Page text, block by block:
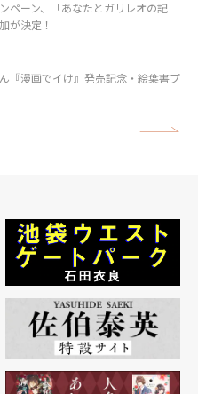
ペーン、「あなたとガリレオの記
が決定！
『漫画でイけ』発売記念・絵葉書プ